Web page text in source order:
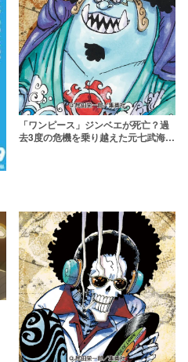
「ワンピース」ジンベエが死亡？過
去3度の危機を乗り越えた元七武海を